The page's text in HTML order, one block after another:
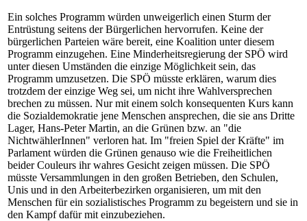
Ein solches Programm würden unweigerlich einen Sturm der
Entrüstung seitens der Bürgerlichen hervorrufen. Keine der
bürgerlichen Parteien wäre bereit, eine Koalition unter diesem
Programm einzugehen. Eine Minderheitsregierung der SPÖ wird
unter diesen Umständen die einzige Möglichkeit sein, das
Programm umzusetzen. Die SPÖ müsste erklären, warum dies
trotzdem der einzige Weg sei, um nicht ihre Wahlversprechen
brechen zu müssen. Nur mit einem solch konsequenten Kurs kann
die Sozialdemokratie jene Menschen ansprechen, die sie ans Dritte
Lager, Hans-Peter Martin, an die Grünen bzw. an "die
NichtwählerInnen" verloren hat. Im "freien Spiel der Kräfte" im
Parlament würden die Grünen genauso wie die Freiheitlichen
beider Couleurs ihr wahres Gesicht zeigen müssen. Die SPÖ
müsste Versammlungen in den großen Betrieben, den Schulen,
Unis und in den Arbeiterbezirken organisieren, um mit den
Menschen für ein sozialistisches Programm zu begeistern und sie in
den Kampf dafür mit einzubeziehen.